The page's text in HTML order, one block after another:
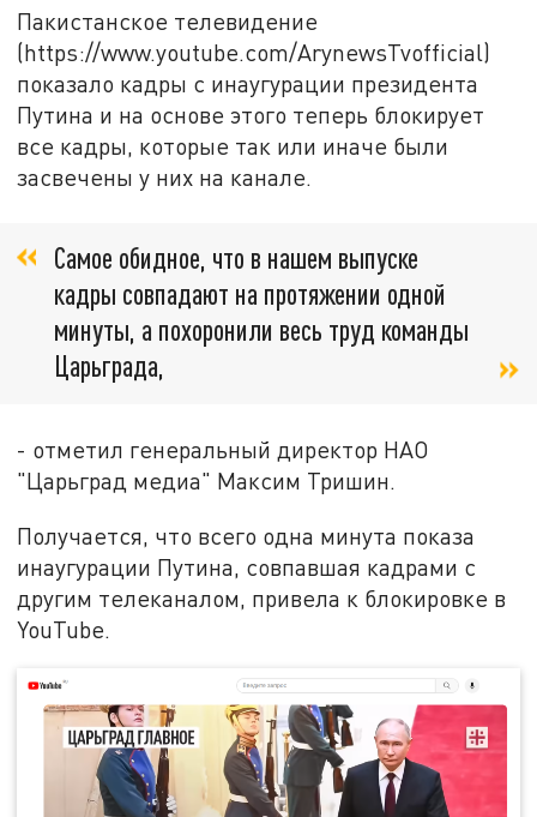
Пакистанское телевидение
(https://www.youtube.com/ArynewsTvofficial)
показало кадры с инаугурации президента
Путина и на основе этого теперь блокирует
все кадры, которые так или иначе были
засвечены у них на канале.
Самое обидное, что в нашем выпуске
кадры совпадают на протяжении одной
минуты, а похоронили весь труд команды
Царьграда,
- отметил генеральный директор НАО
"Царьград медиа" Максим Тришин.
Получается, что всего одна минута показа
инаугурации Путина, совпавшая кадрами с
другим телеканалом, привела к блокировке в
YouTube.